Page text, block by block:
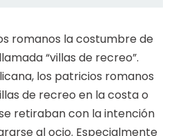
romanos la costumbre de
“villas de recreo”.
los patricios romanos
de recreo en la costa o
retiraban con la intención
al ocio. Especialmente